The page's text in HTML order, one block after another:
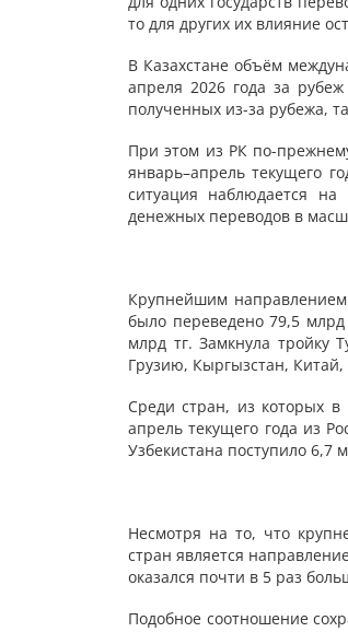
то для других их влияние
В Казахстане объём
апреля 2026 года за
полученных из-за рубежа,
При этом из РК по-
январь–апрель текущего
ситуация наблюдается
денежных переводов в
Крупнейшим направлением
было переведено 79,5
млрд тг. Замкнула тройку
Грузию, Кыргызстан,
Среди стран, из которых
апрель текущего года из
Узбекистана поступило 6,7
Несмотря на то, что
стран является
оказался почти в 5 раз
Подобное соотношение